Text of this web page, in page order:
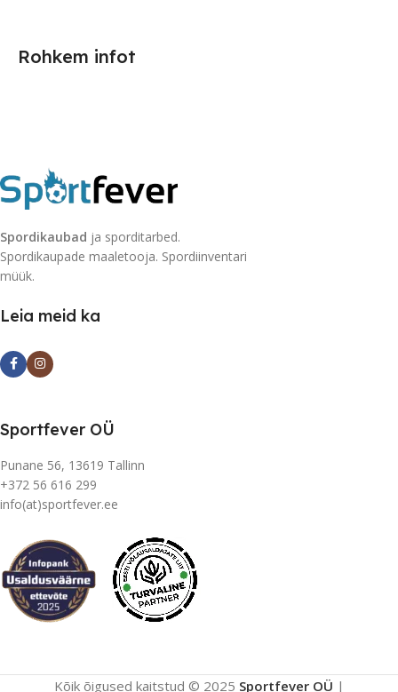
Rohkem infot
Spordikaubad ja sporditarbed.
Spordikaupade maaletooja. Spordiinventari
müük.
Leia meid ka
Sportfever OÜ
Punane 56, 13619 Tallinn
+372 56 616 299
info(at)sportfever.ee
Kõik õigused kaitstud © 2025 Sportfever OÜ |